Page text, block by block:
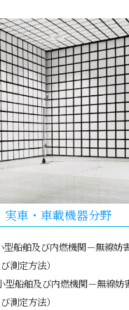
実車・車載機器分野
型船舶及び内燃機関－無線妨
測定方法）
型船舶及び内燃機関－無線妨
測定方法）